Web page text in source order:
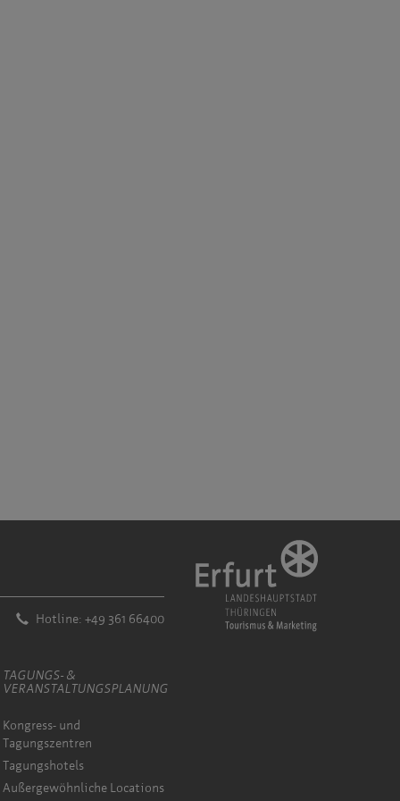
Hotline: +49 361 66400
TAGUNGS- &
VERANSTALTUNGSPLANUNG
Kongress- und
Tagungszentren
Tagungshotels
Außergewöhnliche Locations